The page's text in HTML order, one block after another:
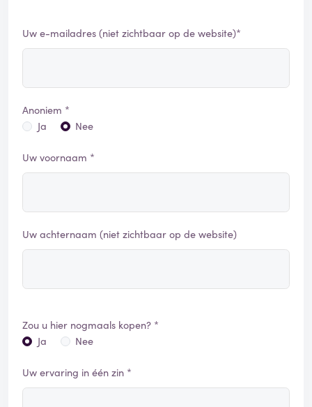
Uw e-mailadres (niet zichtbaar op de website)*
Anoniem *
Ja
Nee
Uw voornaam *
Uw achternaam (niet zichtbaar op de website)
Zou u hier nogmaals kopen? *
Ja
Nee
Uw ervaring in één zin *